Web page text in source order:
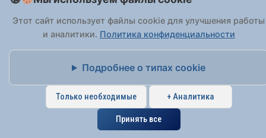
Федерального закона от 02.05.2006 № 59-ФЗ
принимаются только: по почте, черезпортал «Госуслуги» (ЕПГУ)
или лично при предъявлении паспорта.
На Сайте действуетПолитика обработки персональных данных
Этот сайт использует файлы cookie для улучшения работы
и аналитики. Политика конфиденциальности
Подробнее о типах cookie
Только необходимые + Аналитика
Принять все